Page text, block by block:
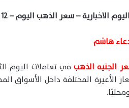
الاخبارية – سعر الذهب اليوم – 12 مايو 2026
هاشم
الجنيه الذهب
الأعيرة المختلفة داخل الأسواق